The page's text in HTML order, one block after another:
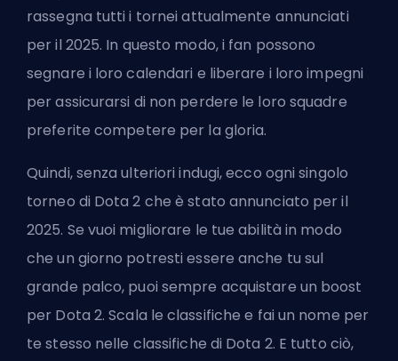
rassegna tutti i tornei attualmente annunciati
per il 2025. In questo modo, i fan possono
segnare i loro calendari e liberare i loro impegni
per assicurarsi di non perdere le loro squadre
preferite competere per la gloria.
Quindi, senza ulteriori indugi, ecco ogni singolo
torneo di Dota 2 che è stato annunciato per il
2025. Se vuoi migliorare le tue abilità in modo
che un giorno potresti essere anche tu sul
grande palco, puoi sempre acquistare un boost
per Dota 2. Scala le classifiche e fai un nome per
te stesso nelle classifiche di Dota 2. E tutto ciò,